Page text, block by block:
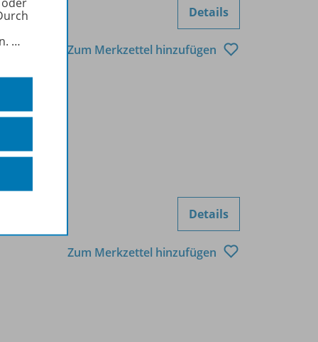
Details
Zum Merkzettel hinzufügen
Details
Zum Merkzettel hinzufügen
…